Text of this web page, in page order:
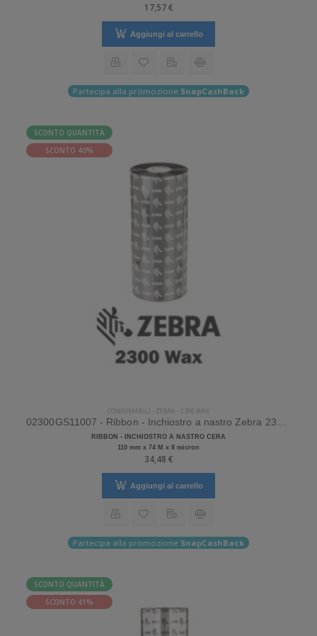
17,57 €
Aggiungi al carrello
Partecipa alla promozione SnapCashBack
SCONTO QUANTITÀ
SCONTO 40%
CONSUMABILI - ZEBRA - 2300 WAX
02300GS11007 - Ribbon - Inchiostro a nastro Zebra 2300 Wax Cera
RIBBON - INCHIOSTRO A NASTRO CERA
110 mm x 74 M x 8 micron
34,48 €
Aggiungi al carrello
Partecipa alla promozione SnapCashBack
SCONTO QUANTITÀ
SCONTO 41%